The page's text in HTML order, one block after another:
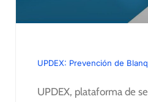
UPDEX: Prevención de
UPDEX, plataforma de